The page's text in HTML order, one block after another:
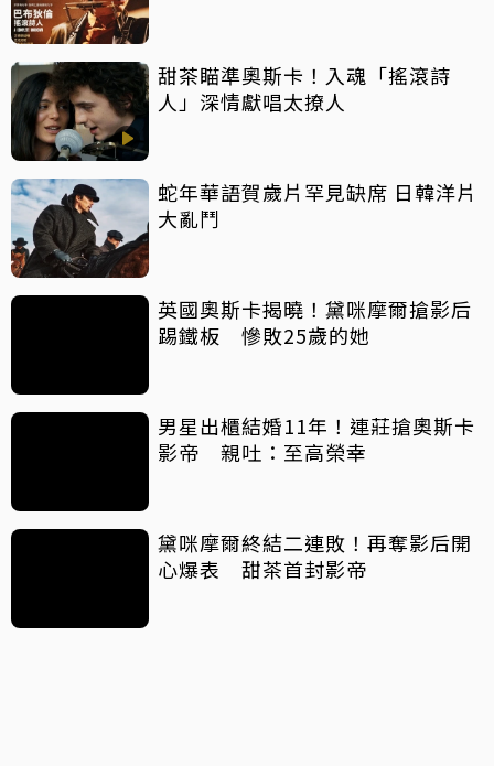
甜茶瞄準奧斯卡！入魂「搖滾詩
人」深情獻唱太撩人
蛇年華語賀歲片罕見缺席 日韓洋片
大亂鬥
英國奧斯卡揭曉！黛咪摩爾搶影后
踢鐵板 慘敗25歲的她
男星出櫃結婚11年！連莊搶奧斯卡
影帝 親吐：至高榮幸
黛咪摩爾終結二連敗！再奪影后開
心爆表 甜茶首封影帝